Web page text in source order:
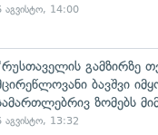
აგვისტო, 14:00
გამზირზე
ბავშვი
ზომებს
აგვისტო, 13:32